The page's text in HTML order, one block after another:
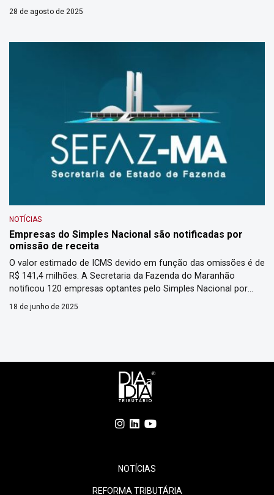
outro Estado. O tema trata das cobranças até 2022 e interessa
particularmente o varejo e a indústria, pois adquirem bens para
28 de agosto de 2025
NOTÍCIAS
Empresas do Simples Nacional são notificadas por
omissão de receita
O valor estimado de ICMS devido em função das omissões é de
R$ 141,4 milhões. A Secretaria da Fazenda do Maranhão
notificou 120 empresas optantes pelo Simples Nacional por
indícios de omissão de receita, identificados por meio do
cruzamento de informações prestadas nas declarações fiscais
18 de junho de 2025
NOTÍCIAS
REFORMA TRIBUTÁRIA